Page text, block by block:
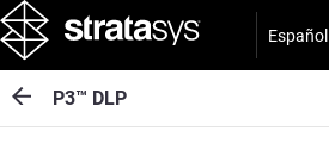
Español
P3™ DLP